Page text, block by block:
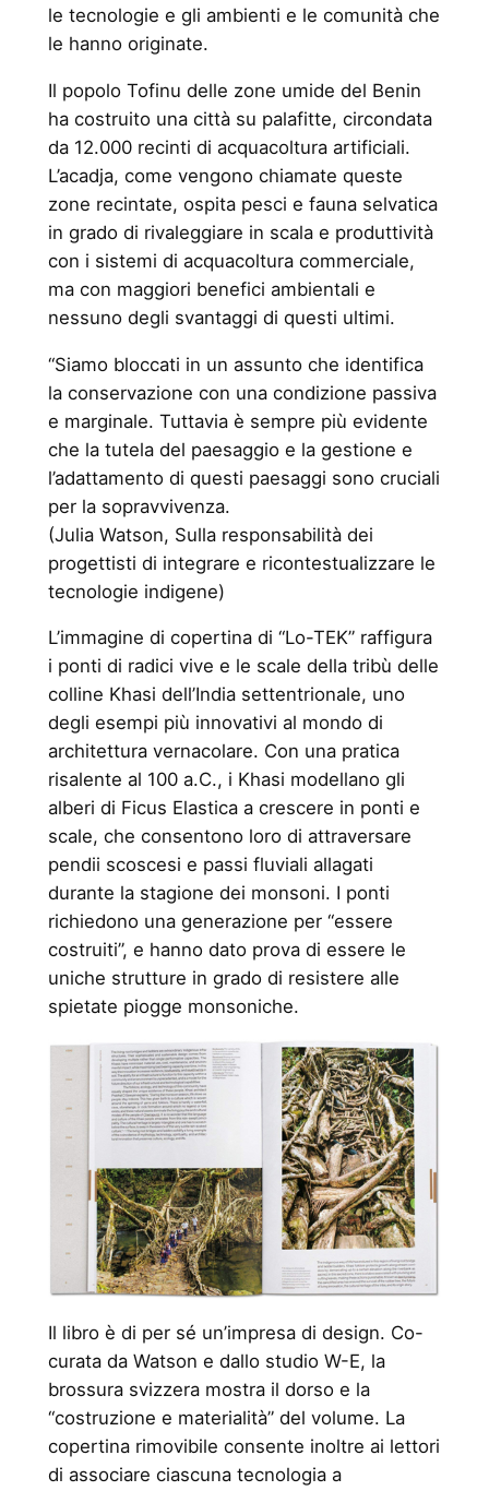
le tecnologie e gli ambienti e le comunità che
le hanno originate.
Il popolo Tofinu delle zone umide del Benin
ha costruito una città su palafitte, circondata
da 12.000 recinti di acquacoltura artificiali.
L’acadja, come vengono chiamate queste
zone recintate, ospita pesci e fauna selvatica
in grado di rivaleggiare in scala e produttività
con i sistemi di acquacoltura commerciale,
ma con maggiori benefici ambientali e
nessuno degli svantaggi di questi ultimi.
“Siamo bloccati in un assunto che identifica
la conservazione con una condizione passiva
e marginale. Tuttavia è sempre più evidente
che la tutela del paesaggio e la gestione e
l’adattamento di questi paesaggi sono cruciali
per la sopravvivenza.
(Julia Watson, Sulla responsabilità dei
progettisti di integrare e ricontestualizzare le
tecnologie indigene)
L’immagine di copertina di “Lo-TEK” raffigura
i ponti di radici vive e le scale della tribù delle
colline Khasi dell’India settentrionale, uno
degli esempi più innovativi al mondo di
architettura vernacolare. Con una pratica
risalente al 100 a.C., i Khasi modellano gli
alberi di Ficus Elastica a crescere in ponti e
scale, che consentono loro di attraversare
pendii scoscesi e passi fluviali allagati
durante la stagione dei monsoni. I ponti
richiedono una generazione per “essere
costruiti”, e hanno dato prova di essere le
uniche strutture in grado di resistere alle
spietate piogge monsoniche.
Il libro è di per sé un’impresa di design. Co-
curata da Watson e dallo studio W-E, la
brossura svizzera mostra il dorso e la
“costruzione e materialità” del volume. La
copertina rimovibile consente inoltre ai lettori
di associare ciascuna tecnologia a